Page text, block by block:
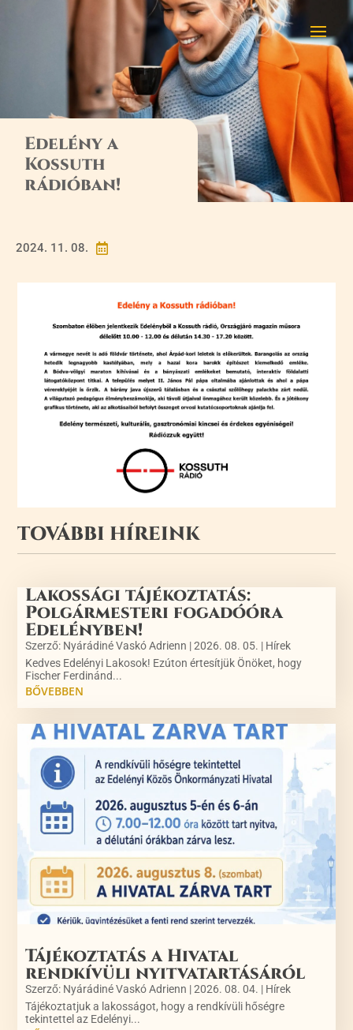
Edelény a
Kossuth
rádióban!

2024. 11. 08.
TOVÁBBI HÍREINK
Lakossági tájékoztatás:
Polgármesteri fogadóóra
Edelényben!
Szerző: Nyárádiné Vaskó Adrienn |2026. 08. 05. | Hírek
Kedves Edelényi Lakosok! Ezúton értesítjük Önöket, hogy
Fischer Ferdinánd...
BŐVEBBEN
Tájékoztatás a Hivatal
rendkívüli nyitvatartásáról
Szerző: Nyárádiné Vaskó Adrienn |2026. 08. 04. | Hírek
Tájékoztatjuk a lakosságot, hogy a rendkívüli hőségre
tekintettel az Edelényi...